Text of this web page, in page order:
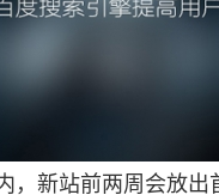
，新站前两周会放